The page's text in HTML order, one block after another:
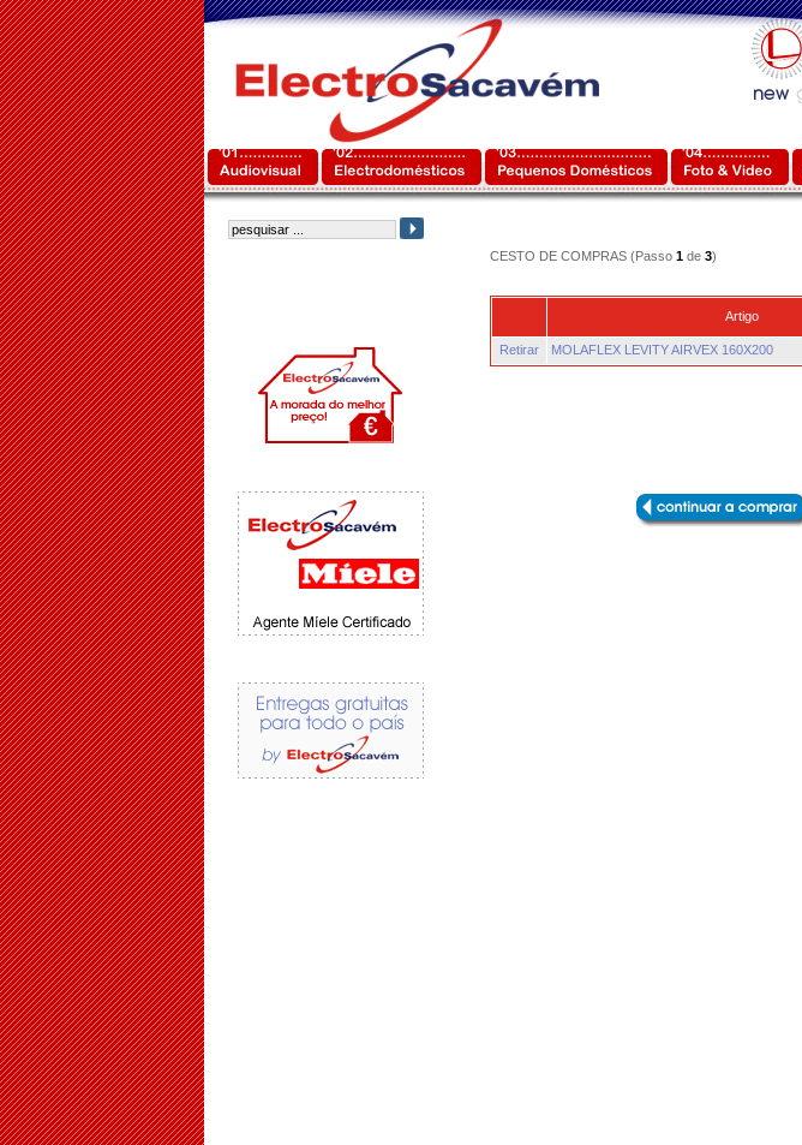
CESTO DE COMPRAS (Passo 1de 3)
Artigo
Retirar MOLAFLEX LEVITY AIRVEX 160X200